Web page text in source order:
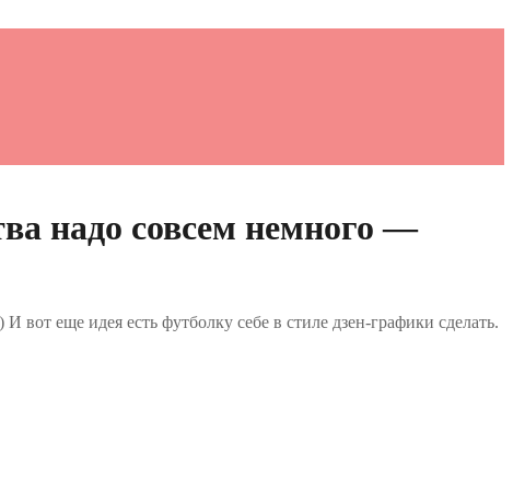
надо совсем немного —
еще идея есть футболку себе в стиле дзен-графики сделать.